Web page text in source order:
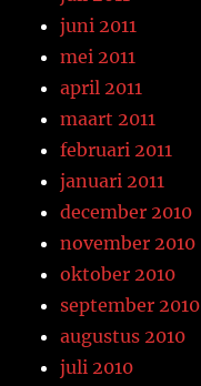
juni 2011
mei 2011
april 2011
maart 2011
februari 2011
januari 2011
december 2010
november 2010
oktober 2010
september 2010
augustus 2010
juli 2010